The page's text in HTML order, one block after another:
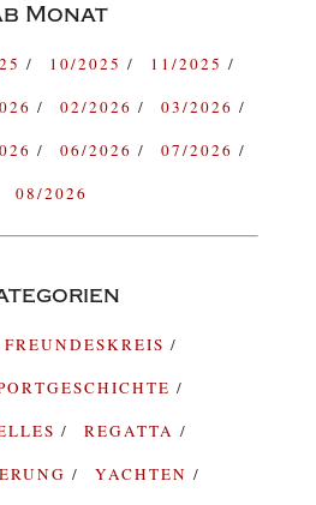
Monat
10/2025
11/2025
02/2026
03/2026
06/2026
07/2026
08/2026
FREUNDESKREIS
REGATTA
YACHTEN